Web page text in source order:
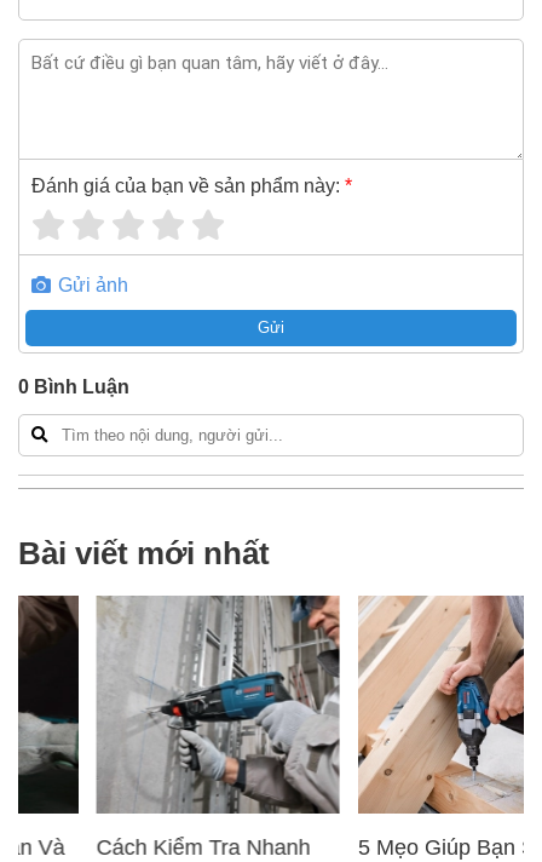
Nếu bạn cần thêm thông tin củaCáp điện hạ thế chống
cháy 3 pha bọc mica Sino FR-CV Cu/Mica/XLPE/FR-
Đánh giá của bạn về sản phẩm này: *
Gửi ảnh
Gửi
0 Bình Luận
Bài viết mới nhất
Cách Kiểm Tra Nhanh
5 Mẹo Giúp Bạn Sử